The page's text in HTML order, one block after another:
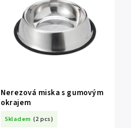
Nerezová miska s gumovým
okrajem
Skladem (2 pcs)